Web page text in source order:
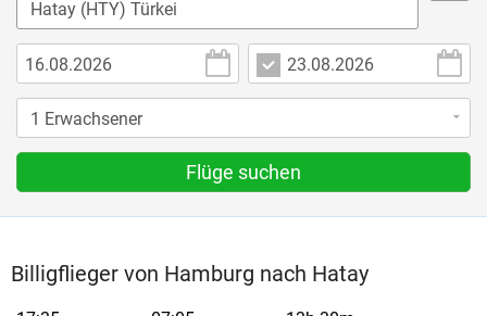
Flüge suchen
Billigflieger von Hamburg nach Hatay